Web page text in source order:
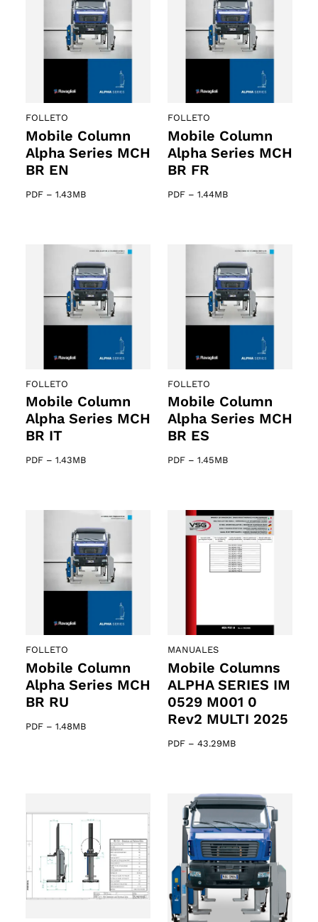
FOLLETO
Mobile Column
Alpha Series MCH
BR EN
PDF – 1.43MB
FOLLETO
Mobile Column
Alpha Series MCH
BR FR
PDF – 1.44MB
FOLLETO
Mobile Column
Alpha Series MCH
BR IT
PDF – 1.43MB
FOLLETO
Mobile Column
Alpha Series MCH
BR ES
PDF – 1.45MB
FOLLETO
Mobile Column
Alpha Series MCH
BR RU
PDF – 1.48MB
MANUALES
Mobile Columns
ALPHA SERIES IM
0529 M001 0
Rev2 MULTI 2025
PDF – 43.29MB